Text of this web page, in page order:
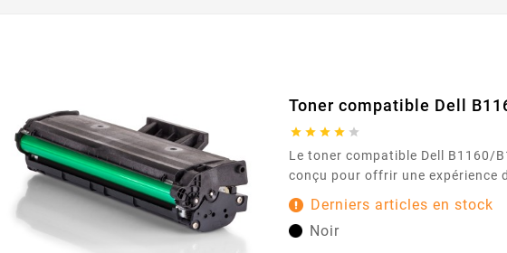
Toner compatible Dell
    
Le toner compatible Dell B1160/B1165 noir est
conçu pour offrir une expérience
simple et sereine au quotidien.
adapté aux imprimantes Dell B1160/B1165 , il
s’insère sans effort et fonctionne
Derniers articles en stock
Noir